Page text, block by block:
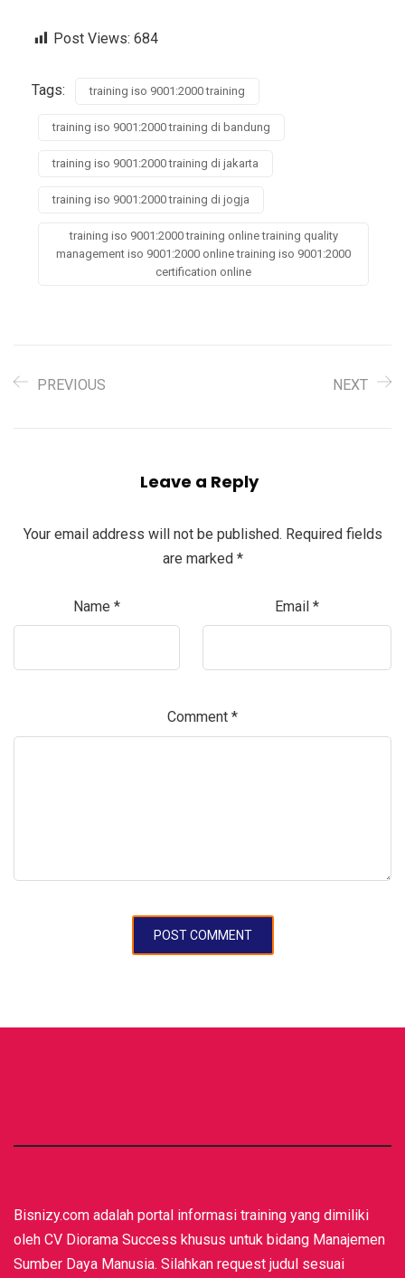
Post Views: 684
Tags: training iso 9001:2000 training
training iso 9001:2000 training di bandung
training iso 9001:2000 training di jakarta
training iso 9001:2000 training di jogja
training iso 9001:2000 training online training quality
management iso 9001:2000 online training iso 9001:2000
certification online
PREVIOUS NEXT
Leave a Reply
Your email address will not be published. Required fields
are marked *
Name * Email *
Comment *
Bisnizy.com adalah portal informasi training yang dimiliki
oleh CV Diorama Success khusus untuk bidang Manajemen
Sumber Daya Manusia. Silahkan request judul sesuai